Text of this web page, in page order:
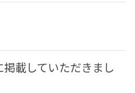
載していただきまし